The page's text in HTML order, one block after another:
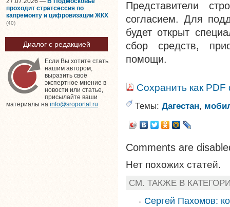
проходит стратсессия по
капремонту и цифровизации ЖКХ
(40)
Диалог с редакцией
Если Вы хотите стать
нашим автором,
выразить своё
экспертное мнение в
новости или статье,
присылайте ваши
материалы на info@sroportal.ru
Представители
согласием. Для
будет открыт
сбор средств,
помощи.
Сохранить как
Темы: Дагестан,
Comments are
Нет похожих статей.
СМ. ТАКЖЕ В
Сергей Пахомов: